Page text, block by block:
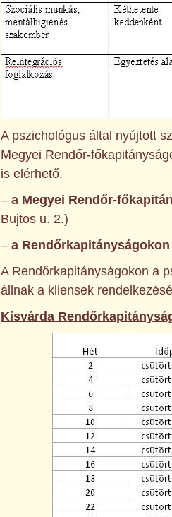
A pszichológus által nyújtott
Megyei Rendőr-
is elérhető.
– a Megyei Rendőr-
Bujtos u. 2.)
– a
A Rendőrkapitányságokon a
állnak a kliensek
Kisvárda